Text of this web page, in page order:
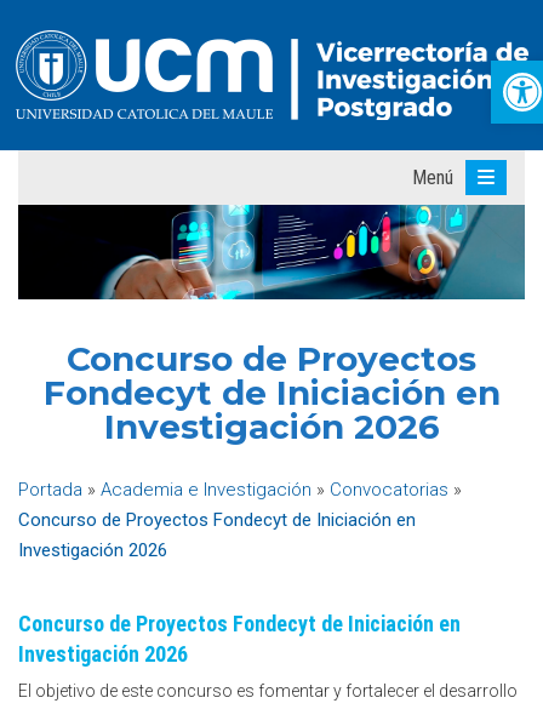
Menú
Concurso de Proyectos
Fondecyt de Iniciación en
Investigación 2026
Portada » Academia e Investigación » Convocatorias »
Concurso de Proyectos Fondecyt de Iniciación en
Investigación 2026
Concurso de Proyectos Fondecyt de Iniciación en
Investigación 2026
El objetivo de este concurso es fomentar y fortalecer el desarrollo